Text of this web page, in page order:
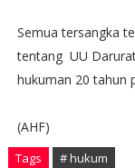
Semua tersangka
tentang UU
hukuman 20 tahun
(AHF)
Tags # hukum